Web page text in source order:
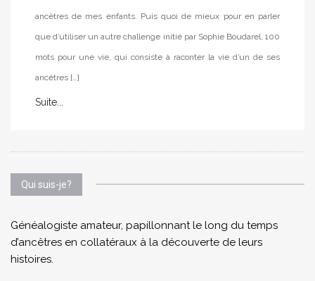
ancêtres de mes enfants. Puis quoi de mieux pour en parler
que d’utiliser un autre challenge initié par Sophie Boudarel, 100
mots pour une vie, qui consiste à raconter la vie d’un de ses
ancêtres […]
Suite...
Qui suis-je?
Généalogiste amateur, papillonnant le long du temps
d’ancêtres en collatéraux à la découverte de leurs
histoires.